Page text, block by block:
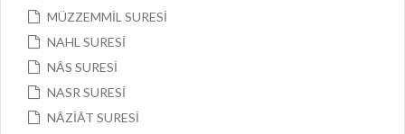
MÜZZEMMİL SURESİ
NAHL SURESİ
NÂS SURESİ
NASR SURESİ
NÂZİÂT SURESİ